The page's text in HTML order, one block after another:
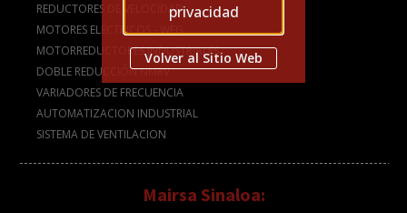
privacidad
Volver al Sitio Web
REDUCTORES DE VELOCIDAD
MOTORES ELÉCTRICOS - WEG
MOTORREDUCTORES INDUSTRIALES
DOBLE REDUCCIÓN NMRV
VARIADORES DE FRECUENCIA
AUTOMATIZACION INDUSTRIAL
SISTEMA DE VENTILACION
Mairsa Sinaloa: